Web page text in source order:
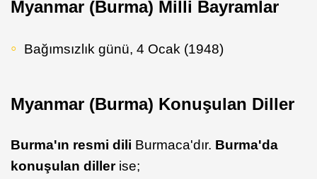
Myanmar (Burma) Milli Bayramlar
Bağımsızlık günü, 4 Ocak (1948)
Myanmar (Burma) Konuşulan Diller
Burma'ın resmi dili Burmaca'dır. Burma'da
konuşulan dillerise;